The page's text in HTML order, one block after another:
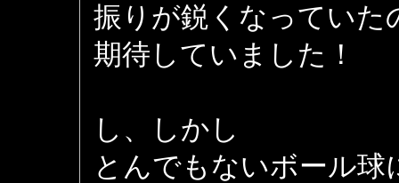
振りが鋭くなっていた
期待していました！
し、しかし
とんでもないボール球